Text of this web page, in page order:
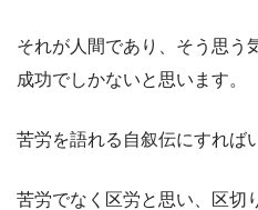
それが人間であり、そう思う
成功でしかないと思います。
苦労を語れる自叙伝にすれば
苦労でなく区労と思い、区切